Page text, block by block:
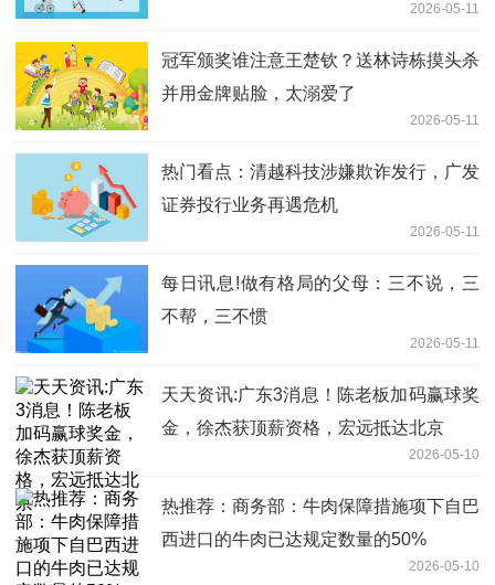
2026-05-11
冠军颁奖谁注意王楚钦？送林诗栋摸头杀
并用金牌贴脸，太溺爱了
2026-05-11
热门看点：清越科技涉嫌欺诈发行，广发
证券投行业务再遇危机
2026-05-11
每日讯息!做有格局的父母：三不说，三
不帮，三不惯
2026-05-11
天天资讯:广东3消息！陈老板加码赢球奖
金，徐杰获顶薪资格，宏远抵达北京
2026-05-10
热推荐：商务部：牛肉保障措施项下自巴
西进口的牛肉已达规定数量的50%
2026-05-10